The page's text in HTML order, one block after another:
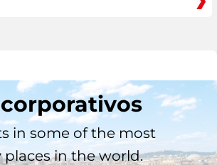
in some of the most
in the world.